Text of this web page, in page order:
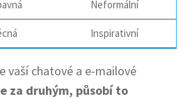
Neformální
Inspirativní
vaší chatové a e-mailové
za druhým, působí to